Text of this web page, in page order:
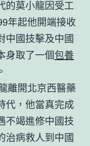
的莫小龍因受工
年起他開端接收
中國技擊及中國
身取了一個包養
離開北京西醫藥
代，他當真完成
不竭進修中國技
治病救人到中國